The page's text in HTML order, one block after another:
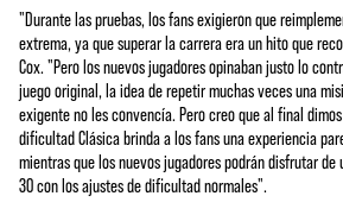
"Durante las pruebas, los fans exigieron que
extrema, ya que superar la carrera era un hito que
Cox. "Pero los nuevos jugadores opinaban justo lo
juego original, la idea de repetir muchas veces una
exigente no les convencía. Pero creo que al final
dificultad Clásica brinda a los fans una experiencia
mientras que los nuevos jugadores podrán disfrutar de
30 con los ajustes de dificultad normales".